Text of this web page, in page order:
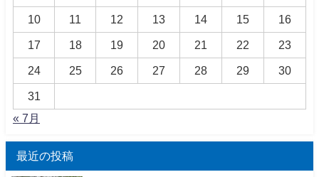
10 11 12 13 14 15 16
17 18 19 20 21 22 23
24 25 26 27 28 29 30
31
« 7月
最近の投稿